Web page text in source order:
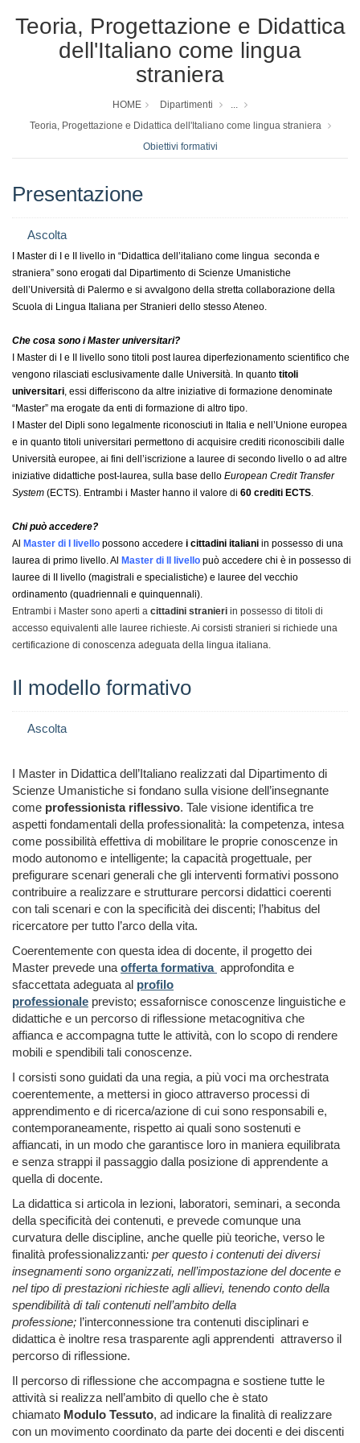
Teoria, Progettazione e Didattica
dell'Italiano come lingua
straniera
HOME Dipartimenti
...
Teoria, Progettazione e Didattica dell'Italiano come lingua straniera
Obiettivi formativi
Presentazione
Ascolta
I Master di I e II livello in “Didattica dell’italiano come lingua seconda e
straniera” sono erogati dal Dipartimento di Scienze Umanistiche
dell’Università di Palermo e si avvalgono della stretta collaborazione della
Scuola di Lingua Italiana per Stranieri dello stesso Ateneo.
Che cosa sono i Master universitari?
I Master di I e II livello sono titoli post laurea diperfezionamento scientifico che
vengono rilasciati esclusivamente dalle Università. In quanto titoli
universitari, essi differiscono da altre iniziative di formazione denominate
“Master” ma erogate da enti di formazione di altro tipo.
I Master del Dipli sono legalmente riconosciuti in Italia e nell’Unione europea
e in quanto titoli universitari permettono di acquisire crediti riconoscibili dalle
Università europee, ai fini dell’iscrizione a lauree di secondo livello o ad altre
iniziative didattiche post-laurea, sulla base dello European Credit Transfer
System (ECTS). Entrambi i Master hanno il valore di 60 crediti ECTS.
Chi può accedere?
Al Master di I livello possono accedere i cittadini italiani in possesso di una
laurea di primo livello. Al Master di II livello può accedere chi è in possesso di
lauree di II livello (magistrali e specialistiche) e lauree del vecchio
ordinamento (quadriennali e quinquennali).
Entrambi i Master sono aperti a cittadini stranieri in possesso di titoli di
accesso equivalenti alle lauree richieste. Ai corsisti stranieri si richiede una
certificazione di conoscenza adeguata della lingua italiana.
Il modello formativo
Ascolta
I Master in Didattica dell’Italiano realizzati dal Dipartimento di
Scienze Umanistiche si fondano sulla visione dell’insegnante
come professionista riflessivo. Tale visione identifica tre
aspetti fondamentali della professionalità: la competenza, intesa
come possibilità effettiva di mobilitare le proprie conoscenze in
modo autonomo e intelligente; la capacità progettuale, per
prefigurare scenari generali che gli interventi formativi possono
contribuire a realizzare e strutturare percorsi didattici coerenti
con tali scenari e con la specificità dei discenti; l’habitus del
ricercatore per tutto l’arco della vita.
Coerentemente con questa idea di docente, il progetto dei
Master prevede una offerta formativa approfondita e
sfaccettata adeguata al profilo
professionale previsto; essafornisce conoscenze linguistiche e
didattiche e un percorso di riflessione metacognitiva che
affianca e accompagna tutte le attività, con lo scopo di rendere
mobili e spendibili tali conoscenze.
I corsisti sono guidati da una regia, a più voci ma orchestrata
coerentemente, a mettersi in gioco attraverso processi di
apprendimento e di ricerca/azione di cui sono responsabili e,
contemporaneamente, rispetto ai quali sono sostenuti e
affiancati, in un modo che garantisce loro in maniera equilibrata
e senza strappi il passaggio dalla posizione di apprendente a
quella di docente.
La didattica si articola in lezioni, laboratori, seminari, a seconda
della specificità dei contenuti, e prevede comunque una
curvatura delle discipline, anche quelle più teoriche, verso le
finalità professionalizzanti: per questo i contenuti dei diversi
insegnamenti sono organizzati, nell’impostazione del docente e
nel tipo di prestazioni richieste agli allievi, tenendo conto della
spendibilità di tali contenuti nell’ambito della
professione; l’interconnessione tra contenuti disciplinari e
didattica è inoltre resa trasparente agli apprendenti attraverso il
percorso di riflessione.
Il percorso di riflessione che accompagna e sostiene tutte le
attività si realizza nell’ambito di quello che è stato
chiamato Modulo Tessuto, ad indicare la finalità di realizzare
con un movimento coordinato da parte dei docenti e dei discenti